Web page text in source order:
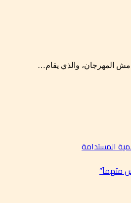
المهرجان، والذي يقام…
متهماً”